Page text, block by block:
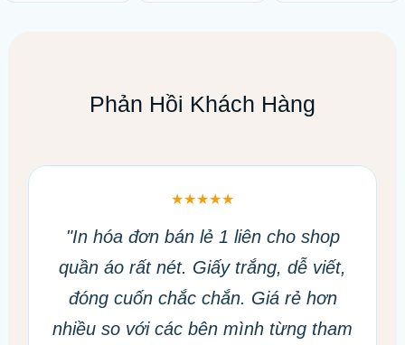
Phản Hồi Khách Hàng
★★★★★
"In hóa đơn bán lẻ 1 liên cho shop
quần áo rất nét. Giấy trắng, dễ viết,
đóng cuốn chắc chắn. Giá rẻ hơn
nhiều so với các bên mình từng tham